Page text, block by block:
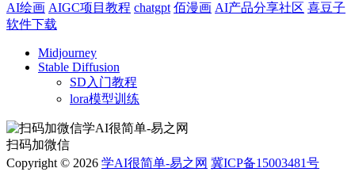
AI绘画 AIGC项目教程 chatgpt 佰漫画 AI产品分享社区 喜豆子
软件下载
Midjourney
Stable Diffusion
SD入门教程
lora模型训练
扫码加微信
Copyright © 2026 学AI很简单-易之网 冀ICP备15003481号